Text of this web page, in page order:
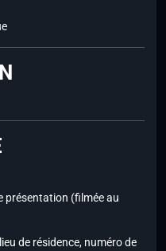
présentation (filmée au
de résidence, numéro de